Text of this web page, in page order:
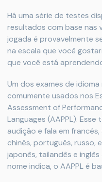
Há uma série de testes
resultados com base nas
jogada é provavelmente
na escala que você
que você está
Um dos exames de
comumente usados ​​nos
Assessment of
Languages (AAPPL).
audição e fala em
chinês, português, russo,
japonês, tailandês e
nome indica, o AAPPL é